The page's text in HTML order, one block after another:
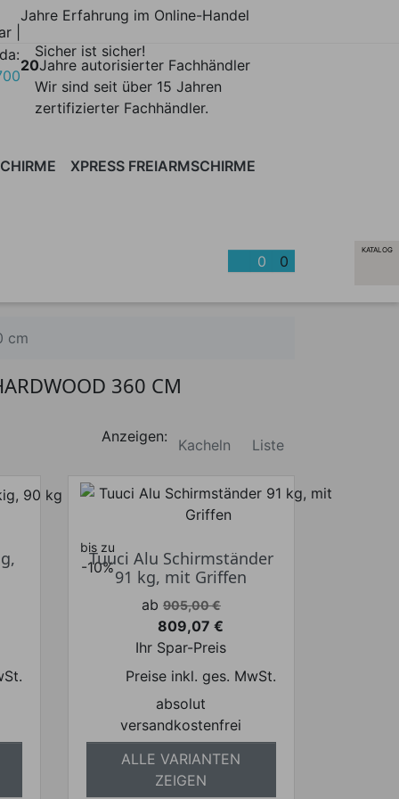
|
20Jahre autorisierter Fachhändler
Jahre Erfahrung im Online-Handel
Sicher ist sicher!
Wir sind seit über 15 Jahren
zertifizierter Fachhändler.
XPRESS FREIARMSCHIRME
0 0
cm
360 CM
Anzeigen: Kacheln Liste
bis zu
-10%
Tuuci Alu Schirmständer
91 kg, mit Griffen
Verkaufspreis
ab 905,00 €
Preis
809,07 €
Ihr Spar-Preis
Preise inkl. ges. MwSt.
absolut
versandkostenfrei
ALLE VARIANTEN
ZEIGEN
KATALOG